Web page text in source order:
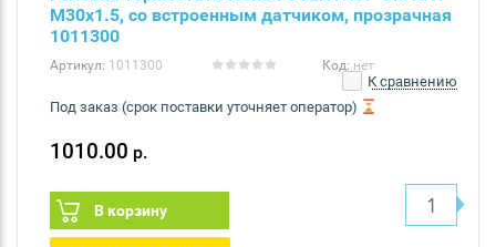
M30x1.5, со встроенным датчиком, прозрачная
1011300
Артикул: 1011300 Код: нет
К сравнению
Под заказ (срок поставки уточняет оператор)
1010.00 р.
В корзину